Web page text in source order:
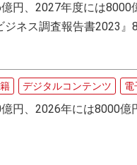
円、2027年度には
ネス調査報告書2023』
デジタルコンテンツ 電
円、2026年には8000